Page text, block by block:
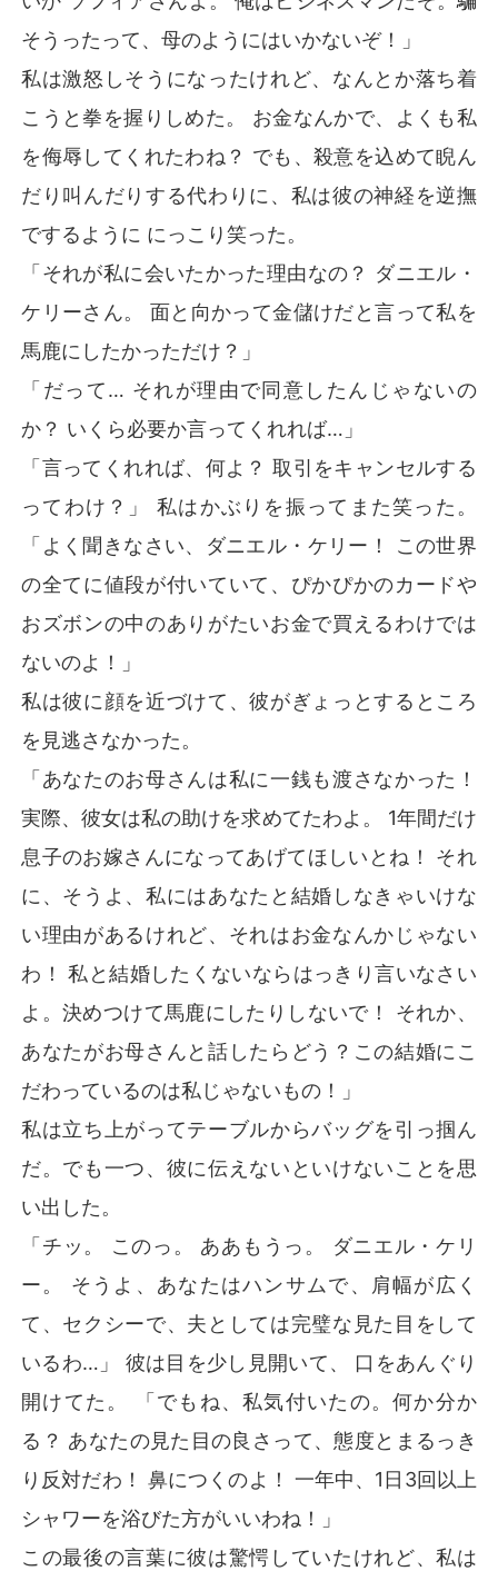
そうったって、母のようにはいかないぞ！」
私は激怒しそうになったけれど、なんとか落ち着
こうと拳を握りしめた。 お金なんかで、よくも私
を侮辱してくれたわね？ でも、殺意を込めて睨ん
だり叫んだりする代わりに、私は彼の神経を逆撫
でするように にっこり笑った。
「それが私に会いたかった理由なの？ ダニエル・
ケリーさん。 面と向かって金儲けだと言って私を
馬鹿にしたかっただけ？」
「だって… それが理由で同意したんじゃないの
か？ いくら必要か言ってくれれば…」
「言ってくれれば、何よ？ 取引をキャンセルする
ってわけ？」 私はかぶりを振ってまた笑った。
「よく聞きなさい、ダニエル・ケリー！ この世界
の全てに値段が付いていて、ぴかぴかのカードや
おズボンの中のありがたいお金で買えるわけでは
ないのよ！」
私は彼に顔を近づけて、彼がぎょっとするところ
を見逃さなかった。
「あなたのお母さんは私に一銭も渡さなかった！
実際、彼女は私の助けを求めてたわよ。 1年間だけ
息子のお嫁さんになってあげてほしいとね！ それ
に、そうよ、私にはあなたと結婚しなきゃいけな
い理由があるけれど、それはお金なんかじゃない
わ！ 私と結婚したくないならはっきり言いなさい
よ。決めつけて馬鹿にしたりしないで！ それか、
あなたがお母さんと話したらどう？この結婚にこ
だわっているのは私じゃないもの！」
私は立ち上がってテーブルからバッグを引っ掴ん
だ。でも一つ、彼に伝えないといけないことを思
い出した。
「チッ。 このっ。 ああもうっ。 ダニエル・ケリ
ー。 そうよ、あなたはハンサムで、肩幅が広く
て、セクシーで、夫としては完璧な見た目をして
いるわ…」 彼は目を少し見開いて、 口をあんぐり
開けてた。 「でもね、私気付いたの。何か分か
る？ あなたの見た目の良さって、態度とまるっき
り反対だわ！ 鼻につくのよ！ 一年中、1日3回以上
シャワーを浴びた方がいいわね！」
この最後の言葉に彼は驚愕していたけれど、私は